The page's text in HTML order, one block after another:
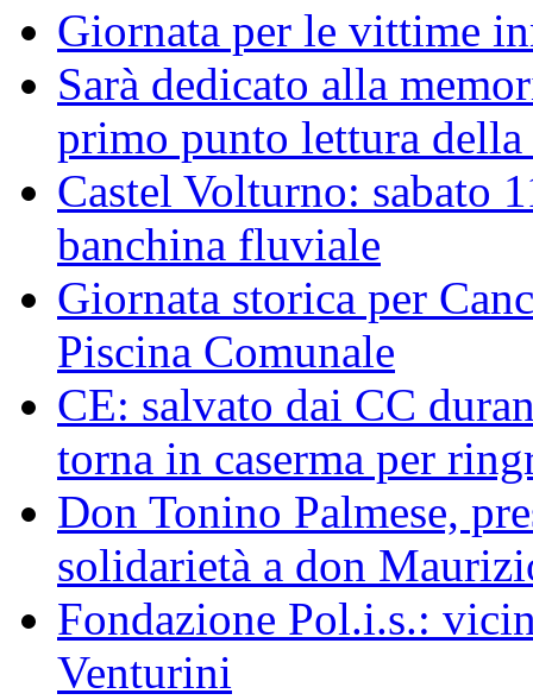
Giornata per le vittime
Sarà dedicato alla
primo punto lettura
Castel Volturno: sabato
banchina fluviale
Giornata storica per
Piscina Comunale
CE: salvato dai CC
torna in caserma per
Don Tonino Palmese,
solidarietà a don
Fondazione Pol.i.s.:
Venturini